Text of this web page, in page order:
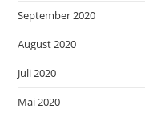
September 2020
August 2020
Juli 2020
Mai 2020